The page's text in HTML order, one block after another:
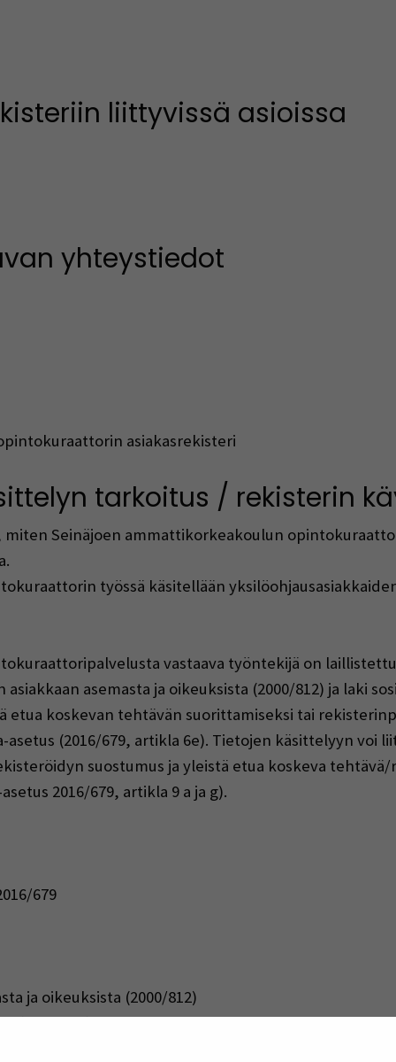
liittyvissä asioissa
yhteystiedot
asiakasrekisteri
tarkoitus / rekisterin
miten Seinäjoen ammattikorkeakoulun
työssä käsitellään
vastaava työntekijä on
asemasta ja oikeuksista (2000/812) ja laki
etua koskevan tehtävän suorittamiseksi tai
(2016/679, artikla 6e). Tietojen käsittelyyn voi
suostumus ja yleistä etua koskeva
2016/679, artikla 9 a ja g).
679
ja oikeuksista (2000/812)
(2015/254)